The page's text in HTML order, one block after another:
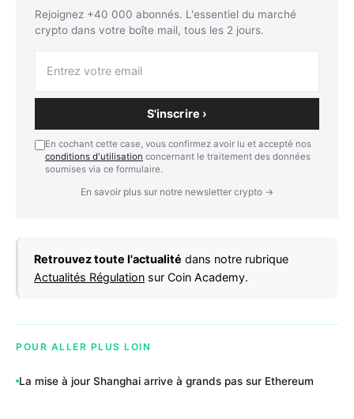
Rejoignez +40 000 abonnés. L'essentiel du marché
crypto dans votre boîte mail, tous les 2 jours.
S'inscrire ›
En cochant cette case, vous confirmez avoir lu et accepté nos
conditions d'utilisation concernant le traitement des données
soumises via ce formulaire.
En savoir plus sur notre newsletter crypto →
Retrouvez toute l'actualité dans notre rubrique
Actualités Régulation sur Coin Academy.
POUR ALLER PLUS LOIN
La mise à jour Shanghai arrive à grands pas sur Ethereum